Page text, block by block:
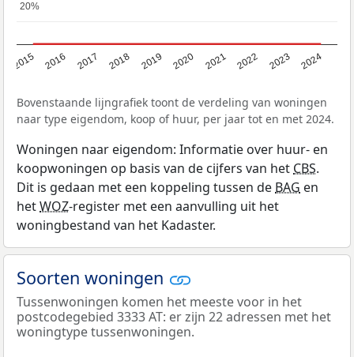
2015 2016 2017 2018 2019 2020 2021 2022 2023 2024
20%
20%
Bovenstaande lijngrafiek toont de verdeling van woningen
naar type eigendom, koop of huur, per jaar tot en met 2024.
Woningen naar eigendom: Informatie over huur- en
koopwoningen op basis van de cijfers van het CBS.
Dit is gedaan met een koppeling tussen de BAG en
hetWOZ-register met een aanvulling uit het
woningbestand van het Kadaster.
Soorten woningen
Tussenwoningen komen het meeste voor in het
postcodegebied 3333 AT: er zijn 22 adressen met het
woningtype tussenwoningen.